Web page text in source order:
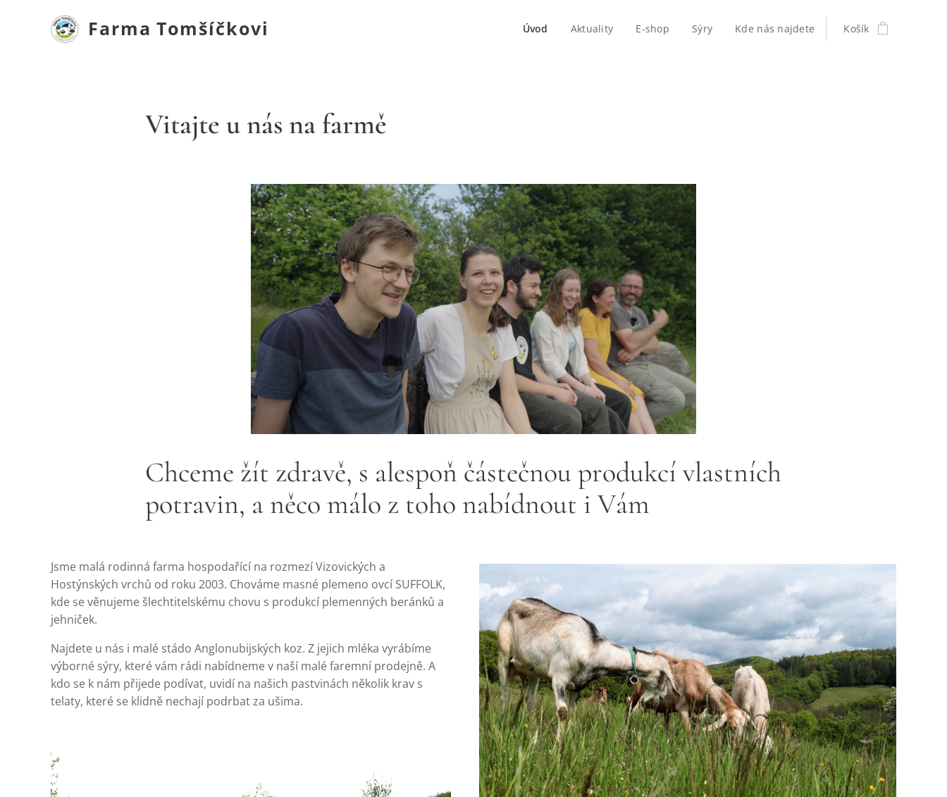
Farma Tomšíčkovi Úvod Aktuality E-shop Sýry Kde nás najdete Košík
Vitajte u nás na farmě
Chceme žít zdravě, s alespoň částečnou produkcí vlastních
potravin, a něco málo z toho nabídnout i Vám
Jsme malá rodinná farma hospodařící na rozmezí Vizovických a
Hostýnských vrchů od roku 2003. Chováme masné plemeno ovcí SUFFOLK,
kde se věnujeme šlechtitelskému chovu s produkcí plemenných beránků a
jehniček.
Najdete u nás i malé stádo Anglonubijských koz. Z jejich mléka vyrábíme
výborné sýry, které vám rádi nabídneme v naší malé faremní prodejně. A
kdo se k nám přijede podívat, uvidí na našich pastvinách několik krav s
telaty, které se klidně nechají podrbat za ušima.